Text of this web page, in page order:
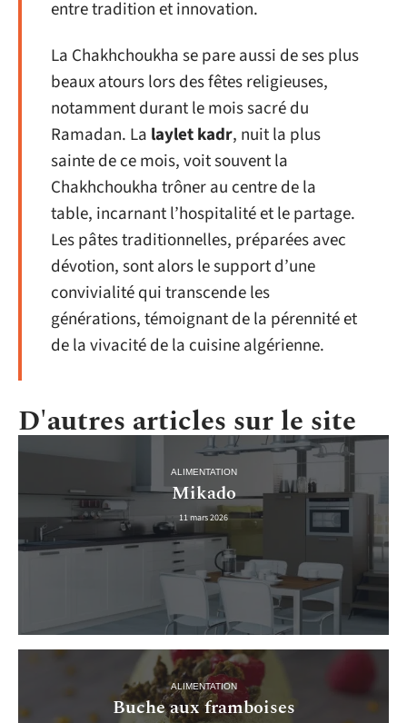
entre tradition et innovation.
La Chakhchoukha se pare aussi de ses plus
beaux atours lors des fêtes religieuses,
notamment durant le mois sacré du
Ramadan. La laylet kadr, nuit la plus
sainte de ce mois, voit souvent la
Chakhchoukha trôner au centre de la
table, incarnant l’hospitalité et le partage.
Les pâtes traditionnelles, préparées avec
dévotion, sont alors le support d’une
convivialité qui transcende les
générations, témoignant de la pérennité et
de la vivacité de la cuisine algérienne.
D'autres articles sur le site
ALIMENTATION
Mikado
11 mars 2026
ALIMENTATION
Buche aux framboises